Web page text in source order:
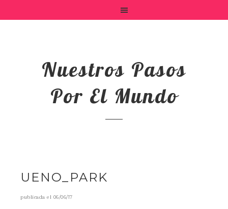
Nuestros Pasos
Por El Mundo
UENO_PARK
publicada el 06/06/17